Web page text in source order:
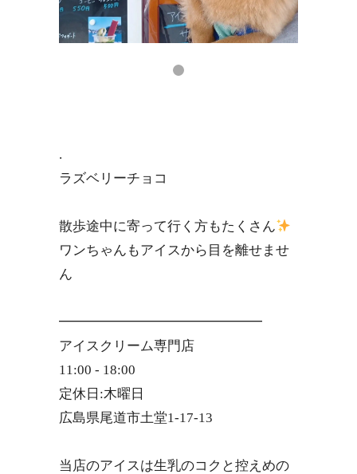
.
ラズベリーチョコ️
散歩途中に寄って行く方もたくさん
ワンちゃんもアイスから目を離せませ
ん
━━━━━━━━━━━━━━━
アイスクリーム専門店
11:00 - 18:00
定休日:木曜日
広島県尾道市土堂1-17-13
当店のアイスは生乳のコクと控えめの